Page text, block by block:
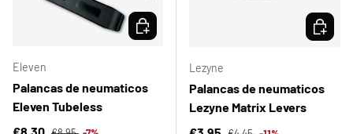
Eleven
Palancas de neumaticos
Eleven Tubeless
Precio de venta
€8,30 Precio normal
ELEGIR OPCIONES
Lezyne
Palancas de neumaticos
Lezyne Matrix Levers
Precio de venta
Precio normal
ELEGIR